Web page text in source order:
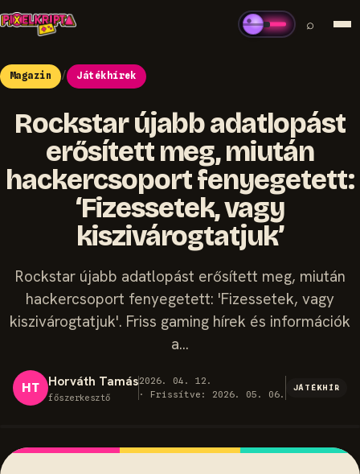
⌕
Magazin / Játékhírek
Rockstar újabb adatlopást
erősített meg, miután
hackercsoport fenyegetett:
‘Fizessetek, vagy
kiszivárogtatjuk’
Rockstar újabb adatlopást erősített meg, miután
hackercsoport fenyegetett: 'Fizessetek, vagy
kiszivárogtatjuk'. Friss gaming hírek és információk
a...
HT Horváth Tamás
főszerkesztő
2026. 04. 12.
· Frissítve: 2026. 05. 06.
JÁTÉKHÍR